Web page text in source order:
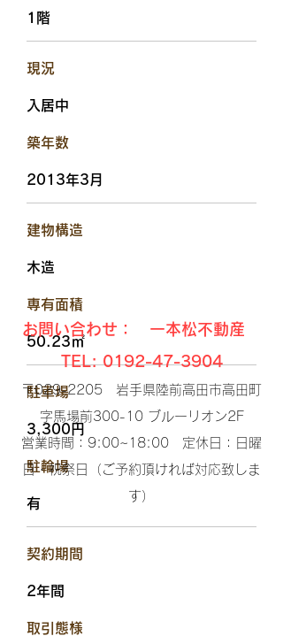
1階
​現況
入居中
​築年数
2013年3月
​建物構造
木造
​専有面積
50.23㎡
駐車場
3,300円
​駐輪場
有
​契約期間
2年間
​取引態様
お問い合わせ： 一本松不動産
TEL:0192-47-3904
〒029-2205 岩手県陸前高田市高田町
字馬場前300-10 ブルーリオン2F​
営業時間：9:00~18:00 定休日：日曜
日・祝祭日（ご予約頂ければ対応致しま
す）​